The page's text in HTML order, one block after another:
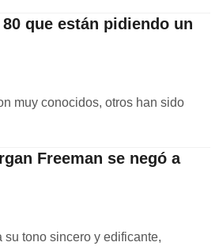
que están pidiendo un
muy conocidos, otros han sido
Freeman se negó a
tono sincero y edificante,